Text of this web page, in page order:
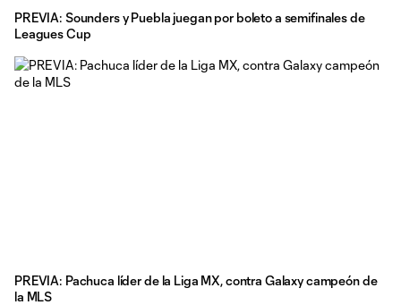
PREVIA: Sounders y Puebla juegan por boleto a semifinales de
Leagues Cup
PREVIA: Pachuca líder de la Liga MX, contra Galaxy campeón de
la MLS